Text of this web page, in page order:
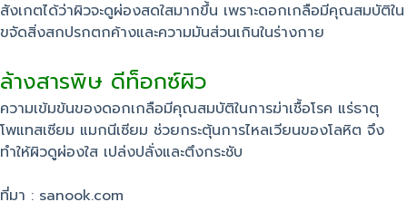
สังเกตได้ว่าผิวจะดูผ่องสดใสมากขึ้น เพราะดอกเกลือมีคุณสมบัติใน
ขจัดสิ่งสกปรกตกค้างและความมันส่วนเกินในร่างกาย
ล้างสารพิษ ดีท็อกซ์ผิว
ความเข้มข้นของดอกเกลือมีคุณสมบัติในการฆ่าเชื้อโรค แร่ธาตุ
โพแทสเซียม แมกนีเซียม ช่วยกระตุ้นการไหลเวียนของโลหิต จึง
ทำให้ผิวดูผ่องใส เปล่งปลั่งและตึงกระชับ
ที่มา : sanook.com